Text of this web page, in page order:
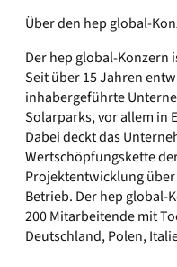
Über den hep global-
Der hep global-Konzern
Seit über 15 Jahren
inhabergeführte
Solarparks, vor allem in
Dabei deckt das
Wertschöpfungskette
Projektentwicklung
Betrieb. Der hep
200 Mitarbeitende mit
Deutschland, Polen,